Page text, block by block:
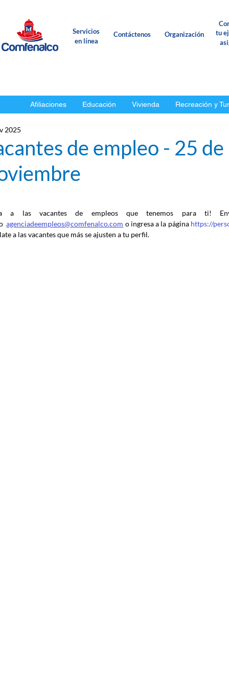
Servicios
en línea
Contáctenos Organización
tu
Afiliaciones Educación Vivienda Recreación y
de empleo - 25 de
2025
a las vacantes de empleos que tenemos para ti!
agenciadeempleos@comfenalco.com o ingresa a la página https://
a las vacantes que más se ajusten a tu perfil.